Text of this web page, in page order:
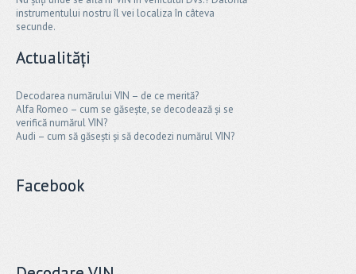
instrumentului nostru îl vei localiza în câteva
secunde.
Actualități
Decodarea numărului VIN – de ce merită?
Alfa Romeo – cum se găsește, se decodează și se
verifică numărul VIN?
Audi – cum să găsești și să decodezi numărul VIN?
Facebook